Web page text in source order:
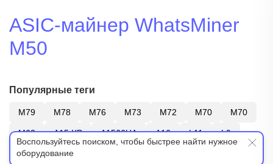
ASIC-майнер WhatsMiner
M50
Популярные теги
M79 M78 M76 M73 M72 M70 M70
M63 A15 XP A1566HA A16 L11 L9
S21 T21
Показать еще
Воспользуйтесь поиском, чтобы быстрее найти нужное
оборудование